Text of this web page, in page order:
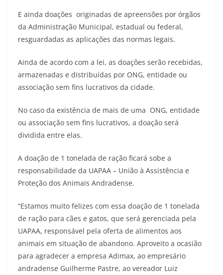
E ainda doações originadas de apreensões por órgãos
da Administração Municipal, estadual ou federal,
resguardadas as aplicações das normas legais.
Ainda de acordo com a lei, as doações serão recebidas,
armazenadas e distribuídas por ONG, entidade ou
associação sem fins lucrativos da cidade.
No caso da existência de mais de uma ONG, entidade
ou associação sem fins lucrativos, a doação será
dividida entre elas.
A doação de 1 tonelada de ração ficará sobe a
responsabilidade da UAPAA – União à Assistência e
Proteção dos Animais Andradense.
“Estamos muito felizes com essa doação de 1 tonelada
de ração para cães e gatos, que será gerenciada pela
UAPAA, responsável pela oferta de alimentos aos
animais em situação de abandono. Aproveito a ocasião
para agradecer a empresa Adimax, ao empresário
andradense Guilherme Pastre, ao vereador Luiz